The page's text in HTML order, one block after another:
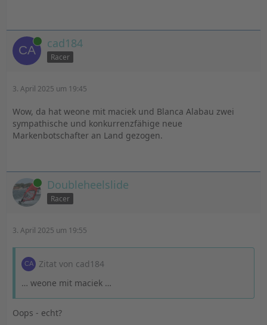
Online cad184
Racer
3. April 2025 um 19:45
Wow, da hat weone mit maciek und Blanca Alabau zwei
sympathische und konkurrenzfähige neue
Markenbotschafter an Land gezogen.
Online Doubleheelslide
Racer
3. April 2025 um 19:55
Zitat von cad184
… weone mit maciek …
Oops - echt?